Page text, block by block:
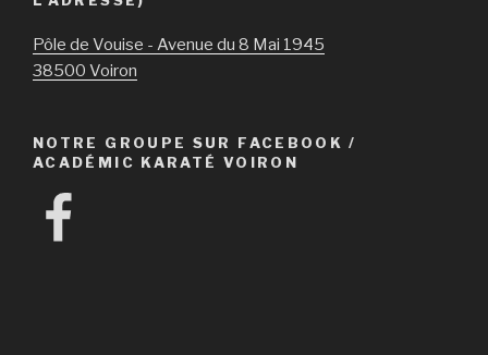
Pôle de Vouise - Avenue du 8 Mai 1945
38500 Voiron
NOTRE GROUPE SUR FACEBOOK /
ACADÉMIC KARATÉ VOIRON
Facebook